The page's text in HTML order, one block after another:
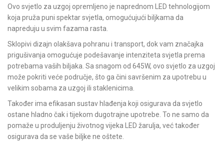
Ovo svjetlo za uzgoj opremljeno je naprednom LED tehnologijom
koja pruža puni spektar svjetla, omogućujući biljkama da
napreduju u svim fazama rasta.
Sklopivi dizajn olakšava pohranu i transport, dok vam značajka
prigušivanja omogućuje podešavanje intenziteta svjetla prema
potrebama vaših biljaka. Sa snagom od 645W, ovo svjetlo za uzgoj
može pokriti veće područje, što ga čini savršenim za upotrebu u
velikim sobama za uzgoj ili staklenicima.
Također ima efikasan sustav hlađenja koji osigurava da svjetlo
ostane hladno čak i tijekom dugotrajne upotrebe. To ne samo da
pomaže u produljenju životnog vijeka LED žarulja, već također
osigurava da se vaše biljke ne oštete.